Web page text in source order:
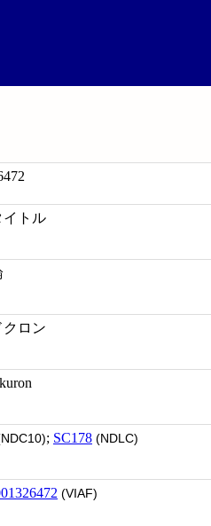
イトル
クロン
; SC178 (NDLC)
(VIAF)